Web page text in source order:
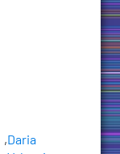
,Daria